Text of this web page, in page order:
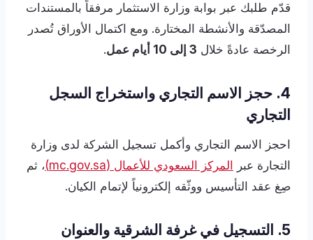
قدّم طلبك عبر بوابة وزارة الاستثمار مرفقاً بالمستندات
المصدّقة والأنشطة المختارة. ومع اكتمال الأوراق تُصدر
الرخصة عادةً خلال 3 إلى 10 أيام عمل .
4. حجز الاسم التجاري واستخراج السجل
التجاري
احجز الاسم التجاري وأكمل تسجيل الشركة لدى وزارة
التجارة عبر
المركز السعودي للأعمال (mc.gov.sa)
، ثم
صِغ عقد التأسيس ووثّقه إلكترونياً لإتمام الكيان.
5. التسجيل في غرفة الشرقية والعنوان